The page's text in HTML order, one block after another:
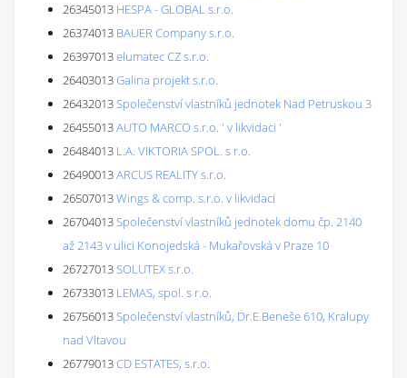
26345013 HESPA - GLOBAL s.r.o.
26374013 BAUER Company s.r.o.
26397013elumatec CZ s.r.o.
26403013Galina projekt s.r.o.
26432013Společenství vlastníků jednotek Nad Petruskou 3
26455013AUTO MARCO s.r.o. ' v likvidaci '
26484013 L.A. VIKTORIA SPOL. s r.o.
26490013ARCUS REALITY s.r.o.
26507013Wings & comp. s.r.o. v likvidaci
26704013Společenství vlastníků jednotek domu čp. 2140
až 2143 v ulici Konojedská - Mukařovská v Praze 10
26727013SOLUTEX s.r.o.
26733013 LEMAS, spol. s r.o.
26756013Společenství vlastníků, Dr.E.Beneše 610, Kralupy
nad Vltavou
26779013CD ESTATES, s.r.o.